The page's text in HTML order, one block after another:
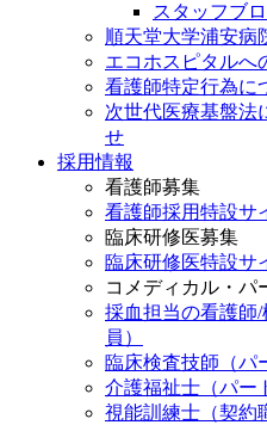
スタッフブロ
順天堂大学浦安病
エコホスピタルへ
看護師特定行為に
次世代医療基盤法
せ
採用情報
看護師募集
看護師採用特設サ
臨床研修医募集
臨床研修医特設サ
コメディカル・パ
採血担当の看護師
員）
臨床検査技師（パ
介護福祉士（パー
視能訓練士（契約